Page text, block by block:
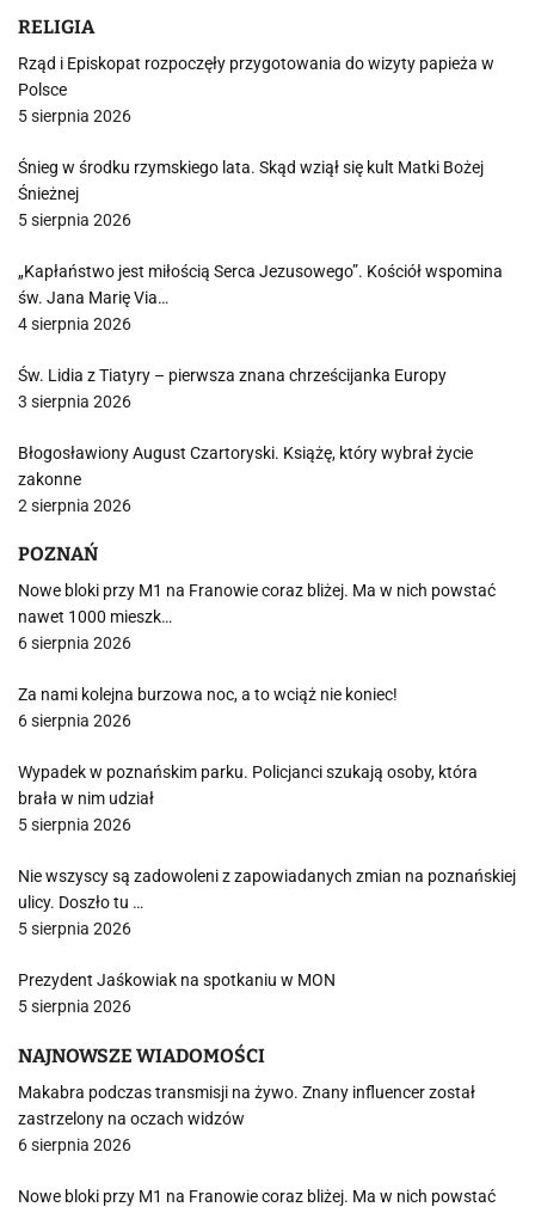
RELIGIA
Rząd i Episkopat rozpoczęły przygotowania do wizyty papieża w
Polsce
5 sierpnia 2026
Śnieg w środku rzymskiego lata. Skąd wziął się kult Matki Bożej
Śnieżnej
5 sierpnia 2026
„Kapłaństwo jest miłością Serca Jezusowego”. Kościół wspomina
św. Jana Marię Via…
4 sierpnia 2026
Św. Lidia z Tiatyry – pierwsza znana chrześcijanka Europy
3 sierpnia 2026
Błogosławiony August Czartoryski. Książę, który wybrał życie
zakonne
2 sierpnia 2026
POZNAŃ
Nowe bloki przy M1 na Franowie coraz bliżej. Ma w nich powstać
nawet 1000 mieszk…
6 sierpnia 2026
Za nami kolejna burzowa noc, a to wciąż nie koniec!
6 sierpnia 2026
Wypadek w poznańskim parku. Policjanci szukają osoby, która
brała w nim udział
5 sierpnia 2026
Nie wszyscy są zadowoleni z zapowiadanych zmian na poznańskiej
ulicy. Doszło tu …
5 sierpnia 2026
Prezydent Jaśkowiak na spotkaniu w MON
5 sierpnia 2026
NAJNOWSZE WIADOMOŚCI
Makabra podczas transmisji na żywo. Znany influencer został
zastrzelony na oczach widzów
6 sierpnia 2026
Nowe bloki przy M1 na Franowie coraz bliżej. Ma w nich powstać